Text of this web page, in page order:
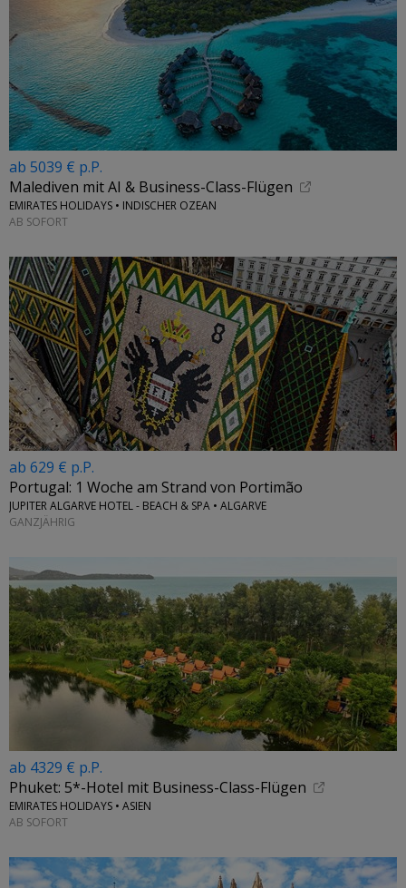
ab 5039 € p.P.
Malediven mit AI & Business-Class-Flügen
EMIRATES HOLIDAYS • INDISCHER OZEAN
AB SOFORT
ab 629 € p.P.
Portugal: 1 Woche am Strand von Portimão
JUPITER ALGARVE HOTEL - BEACH & SPA • ALGARVE
GANZJÄHRIG
ab 4329 € p.P.
Phuket: 5*-Hotel mit Business-Class-Flügen
EMIRATES HOLIDAYS • ASIEN
AB SOFORT